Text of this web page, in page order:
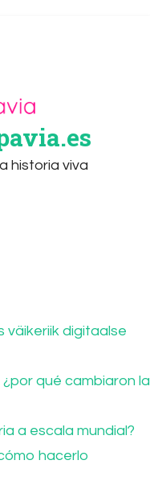
historia viva
väikeriik digitaalse
qué cambiaron la
a escala mundial?
hacerlo